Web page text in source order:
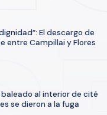
El descargo de
entre Campillai y Flores
al interior de cité
se dieron a la fuga